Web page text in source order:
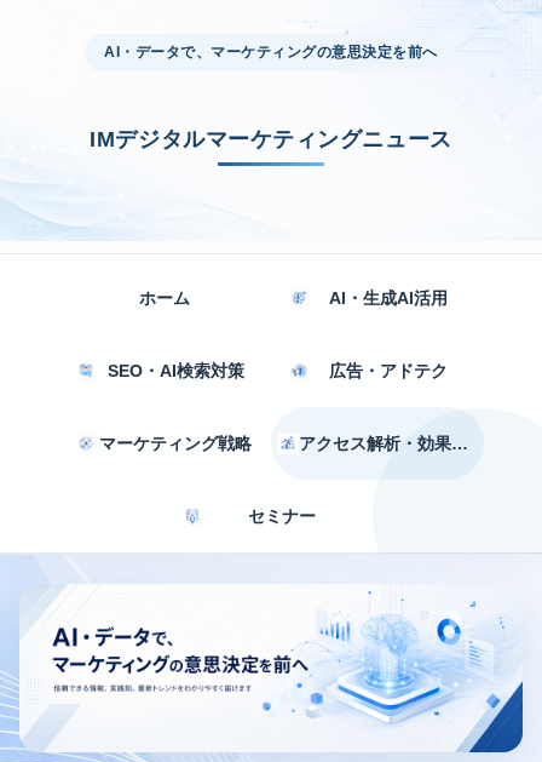
AI・データで、マーケティングの意思決定を前へ
IMデジタルマーケティングニュース
ホーム AI・生成AI活用
SEO・AI検索対策 広告・アドテク
マーケティング戦略 アクセス解析・効果測定
セミナー